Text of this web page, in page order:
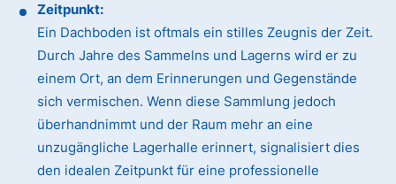
Zeitpunkt:
Ein Dachboden ist oftmals ein stilles Zeugnis der Zeit.
Durch Jahre des Sammelns und Lagerns wird er zu
einem Ort, an dem Erinnerungen und Gegenstände
sich vermischen. Wenn diese Sammlung jedoch
überhandnimmt und der Raum mehr an eine
unzugängliche Lagerhalle erinnert, signalisiert dies
den idealen Zeitpunkt für eine professionelle